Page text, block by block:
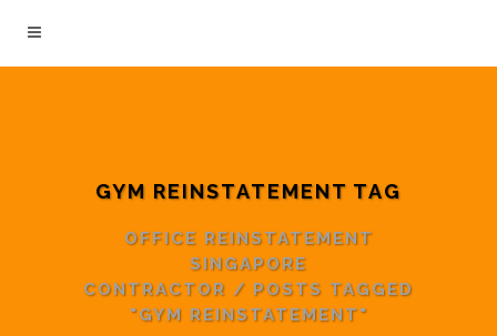
GYM REINSTATEMENT TAG
OFFICE REINSTATEMENT
SINGAPORE
CONTRACTOR / POSTS TAGGED
"GYM REINSTATEMENT"